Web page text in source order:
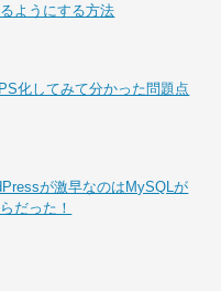
ようにする方法
化してみて分かった問題点
が激早なのはMySQLが
だった！